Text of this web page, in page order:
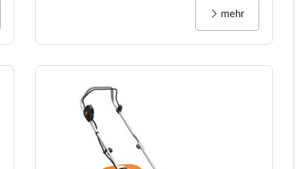
mehr
mehr
Akkugeräten im AP-System und für beste